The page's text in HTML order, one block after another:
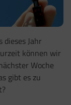
Jahr
können wir
Woche
gibt es zu